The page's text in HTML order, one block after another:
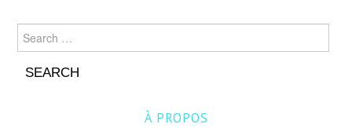
Search for:
À PROPOS